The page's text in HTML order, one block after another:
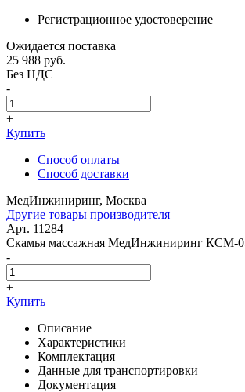
Регистрационное удостоверение
Ожидается поставка
25 988 руб.
Без НДС
-
+
Купить
Способ оплаты
Способ доставки
МедИнжиниринг, Москва
Другие товары производителя
Арт. 11284
Скамья массажная МедИнжиниринг КСМ-
-
+
Купить
Описание
Характеристики
Комплектация
Данные для транспортировки
Документация